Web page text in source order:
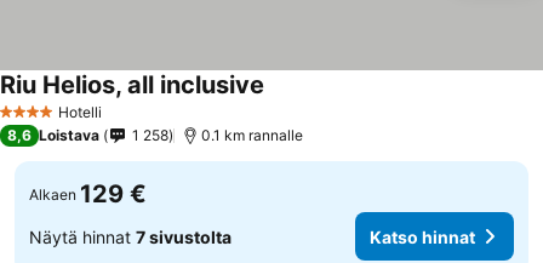
4 Tähtiluokitus
Hotelli
Riu Helios, all inclusive
8,6 Loistava 1 258 0.1 km rannalle
Alkaen 129 €
Näytä hinnat 7 sivustolta Katso hinnat